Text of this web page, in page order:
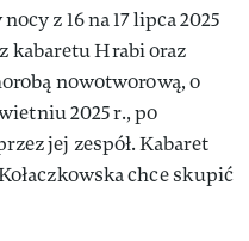
z 16 na 17 lipca 2025
kabaretu Hrabi oraz
nowotworową, o
2025 r., po
jej zespół. Kabaret
chce skupić